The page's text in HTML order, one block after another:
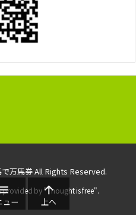
万馬券All Rights Reserved.
provided by "Thought is free".
ュー

上へ